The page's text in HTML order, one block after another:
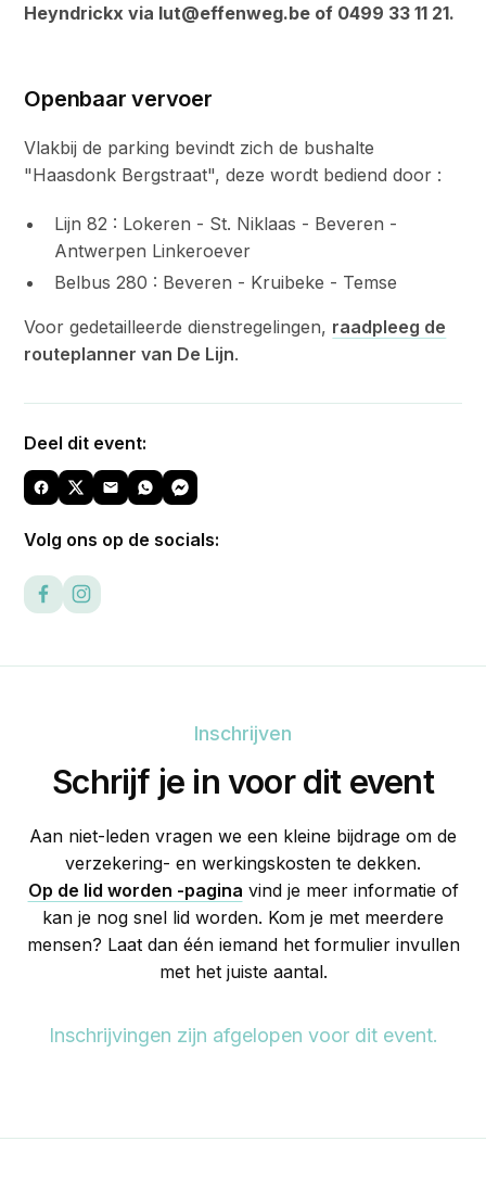
Heyndrickx via lut@effenweg.be of 0499 33 11 21.
Openbaar vervoer
Vlakbij de parking bevindt zich de bushalte
"Haasdonk Bergstraat", deze wordt bediend door :
Lijn 82 : Lokeren - St. Niklaas - Beveren -
Antwerpen Linkeroever
Belbus 280 : Beveren - Kruibeke - Temse
Voor gedetailleerde dienstregelingen, raadpleeg de
routeplanner van De Lijn.
Deel dit event:
Volg ons op de socials:
Inschrijven
Schrijf je in voor dit event
Aan niet-leden vragen we een kleine bijdrage om de
verzekering- en werkingskosten te dekken.
Op de lid worden -pagina vind je meer informatie of
kan je nog snel lid worden. Kom je met meerdere
mensen? Laat dan één iemand het formulier invullen
met het juiste aantal.
Inschrijvingen zijn afgelopen voor dit event.